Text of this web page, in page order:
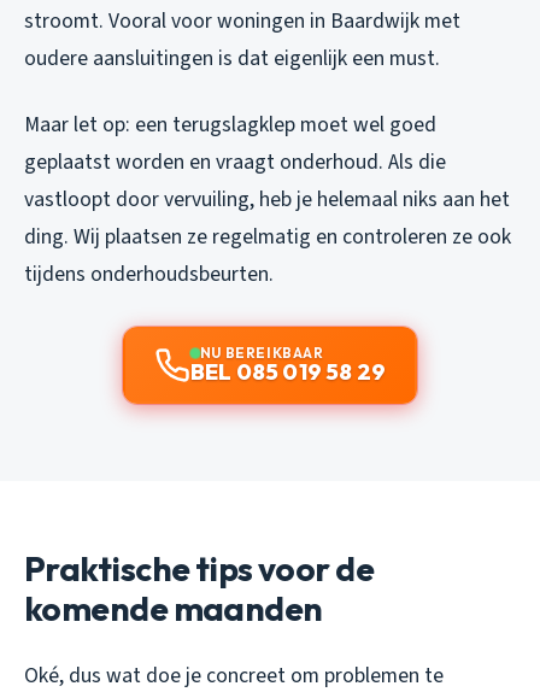
stroomt. Vooral voor woningen in Baardwijk met
oudere aansluitingen is dat eigenlijk een must.
Maar let op: een terugslagklep moet wel goed
geplaatst worden en vraagt onderhoud. Als die
vastloopt door vervuiling, heb je helemaal niks aan het
ding. Wij plaatsen ze regelmatig en controleren ze ook
tijdens onderhoudsbeurten.
NU BEREIKBAAR
BEL 085 019 58 29
Praktische tips voor de
komende maanden
Oké, dus wat doe je concreet om problemen te